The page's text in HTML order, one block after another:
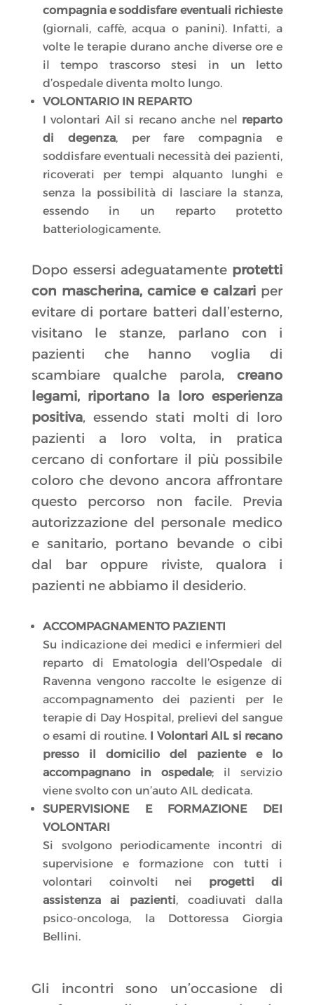
compagnia e soddisfare eventuali richieste
(giornali, caffè, acqua o panini). Infatti, a
volte le terapie durano anche diverse ore e
il tempo trascorso stesi in un letto
d’ospedale diventa molto lungo.
VOLONTARIO IN REPARTO
I volontari Ail si recano anche nel reparto
di degenza, per fare compagnia e
soddisfare eventuali necessità dei pazienti,
ricoverati per tempi alquanto lunghi e
senza la possibilità di lasciare la stanza,
essendo in un reparto protetto
batteriologicamente.
Dopo essersi adeguatamente protetti
con mascherina, camice e calzari per
evitare di portare batteri dall’esterno,
visitano le stanze, parlano con i
pazienti che hanno voglia di
scambiare qualche parola,creano
legami, riportano la loro esperienza
positiva, essendo stati molti di loro
pazienti a loro volta, in pratica
cercano di confortare il più possibile
coloro che devono ancora affrontare
questo percorso non facile. Previa
autorizzazione del personale medico
e sanitario, portano bevande o cibi
dal bar oppure riviste, qualora i
pazienti ne abbiamo il desiderio.
ACCOMPAGNAMENTO PAZIENTI
Su indicazione dei medici e infermieri del
reparto di Ematologia dell’Ospedale di
Ravenna vengono raccolte le esigenze di
accompagnamento dei pazienti per le
terapie di Day Hospital, prelievi del sangue
o esami di routine.
I Volontari AIL si recano
presso il domicilio del paziente e lo
accompagnano in ospedale; il servizio
viene svolto con un’auto AIL dedicata.
SUPERVISIONE E FORMAZIONE DEI
VOLONTARI
Si svolgono periodicamente incontri di
supervisione e formazione con tutti i
volontari coinvolti nei progetti di
assistenza ai pazienti, coadiuvati dalla
psico-oncologa, la Dottoressa Giorgia
Bellini.
Gli incontri sono un’occasione di